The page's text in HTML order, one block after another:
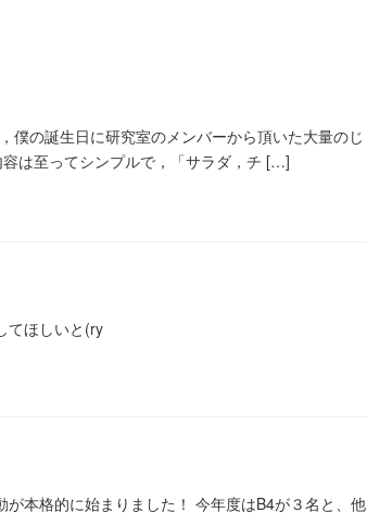
僕の誕生日に研究室のメンバーから頂いた大量のじ
は至ってシンプルで，「サラダ，チ […]
てほしいと(ry
本格的に始まりました！ 今年度はB4が３名と、他